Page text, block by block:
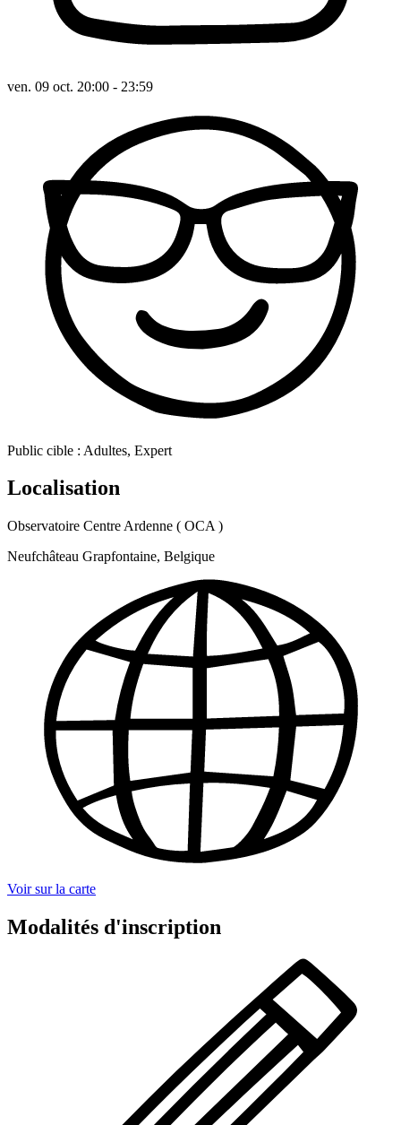
ven. 09 oct. 20:00 - 23:59
Public cible : Adultes, Expert
Localisation
Observatoire Centre Ardenne ( OCA )
Neufchâteau Grapfontaine, Belgique
Voir sur la carte
Modalités d'inscription